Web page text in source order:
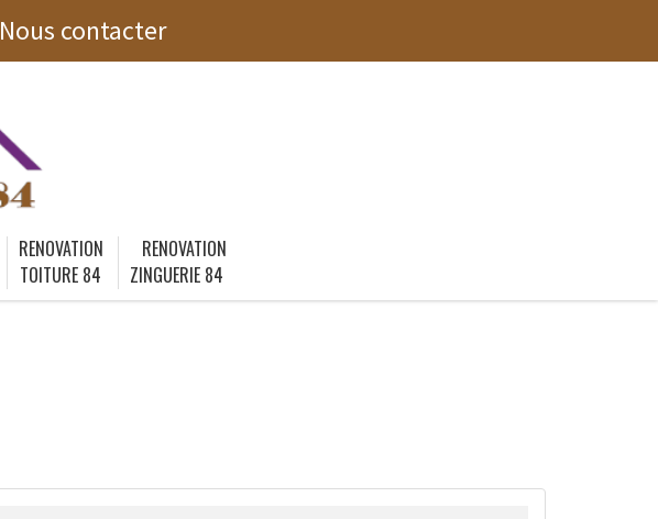
Nous contacter
RENOVATION
TOITURE 84
RENOVATION
ZINGUERIE 84